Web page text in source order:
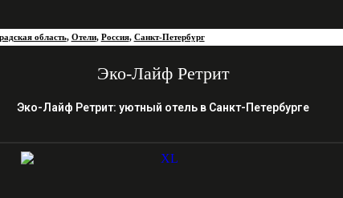
область, Отели, Россия, Санкт-Петербург
Эко-Лайф Ретрит
Эко-Лайф Ретрит: уютный отель в Санкт-Петербурге